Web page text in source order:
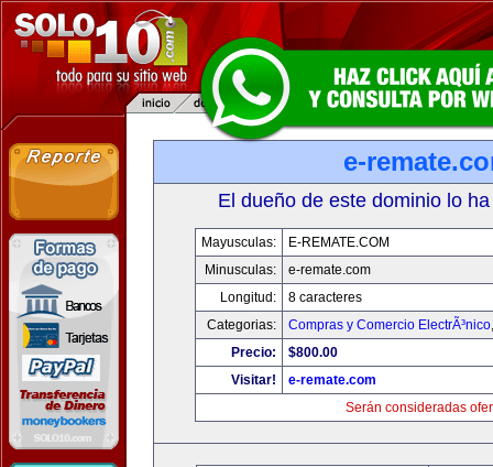
e-
El dueño de este dominio lo
Mayusculas:
E-REMATE.COM
Minusculas:
e-remate.com
Longitud:
8 caracteres
Categorias:
Compras y Comercio ElectrÃ³nico
Precio:
$800.00
Visitar!
e-remate.com
Serán consideradas